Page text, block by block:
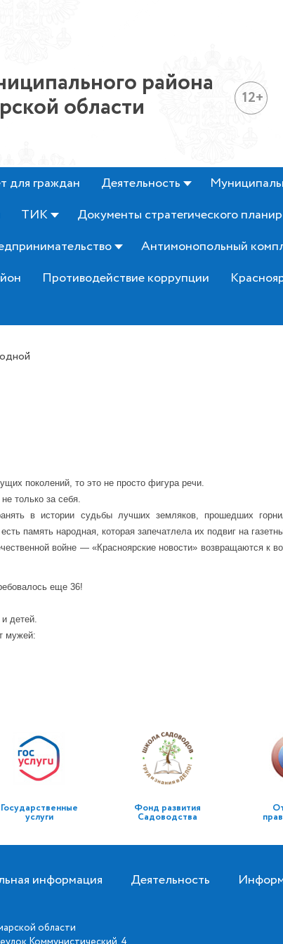
района
области 12+
для граждан Деятельность
ТИК
Документы стратегического
Антимонопольный
Противодействие коррупции
поколений, то это не просто фигура речи.
только за себя.
в истории судьбы лучших земляков, прошедших
память народная, которая запечатлела их подвиг на
войне — «Красноярские новости» возвращаются к
еще 36!
детей.
мужей:
Государственные
услуги
Фонд развития
Садоводства
информация Деятельность
области